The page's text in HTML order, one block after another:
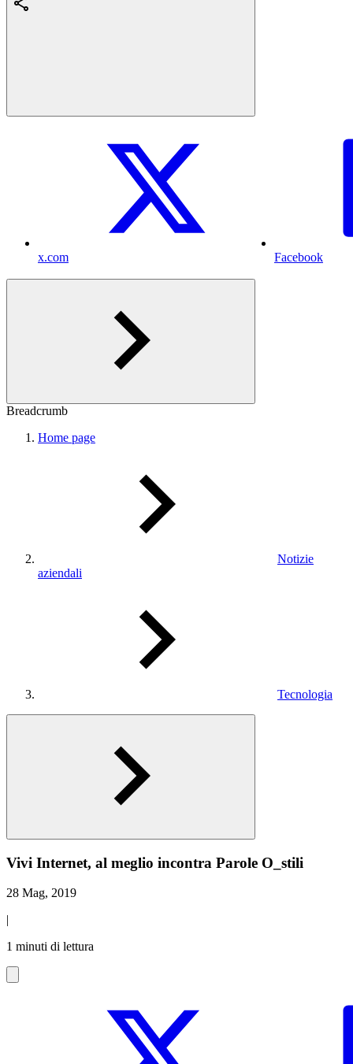
x.com Facebook
Breadcrumb
Home page
Notizie
aziendali
Tecnologia
Vivi Internet, al meglio incontra Parole O_stili
28 Mag, 2019
|
1 minuti di lettura